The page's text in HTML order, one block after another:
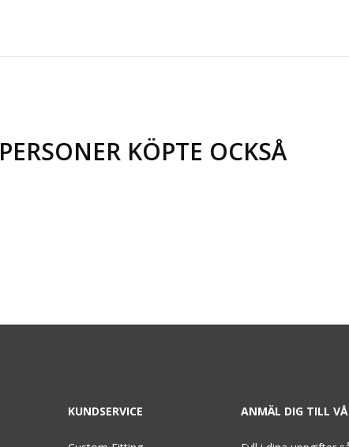
PERSONER KÖPTE OCKSÅ
KUNDSERVICE ANMÄL DIG TILL